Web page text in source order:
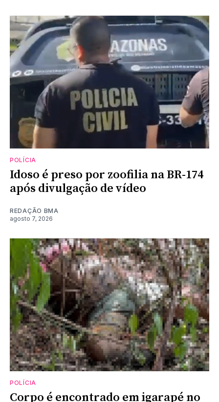
POLÍCIA
Idoso é preso por zoofilia na BR-174
após divulgação de vídeo
REDAÇÃO BMA
agosto 7, 2026
POLÍCIA
Corpo é encontrado em igarapé no